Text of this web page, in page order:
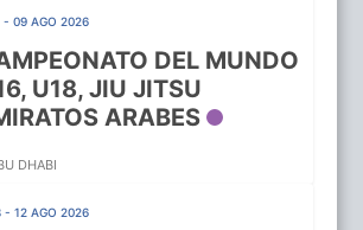
- 09 AGO 2026
DEL MUNDO
U18, JIU JITSU
ARABES
DHABI
- 12 AGO 2026